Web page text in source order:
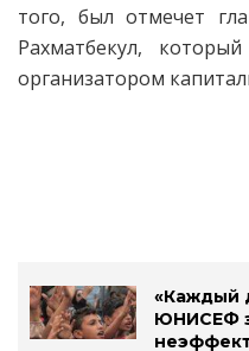
того, был отмечет
Рахматбекул,
организатором
«Каждый
ЮНИСЕФ